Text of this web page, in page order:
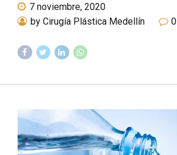
7 noviembre, 2020
by Cirugía Plástica Medellín
0